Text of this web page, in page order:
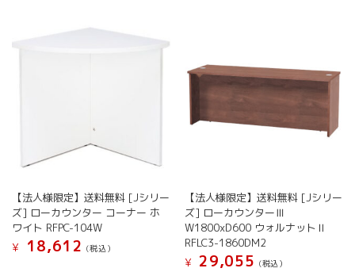
【法人様限定】送料無料 [Jシリー
ズ] ローカウンター コーナー ホ
ワイト RFPC-104W
¥
18,612 (税込）
【法人様限定】送料無料 [Jシリー
ズ] ローカウンターⅢ
W1800xD600 ウォルナットⅡ
RFLC3-1860DM2
¥ 29,055 (税込）